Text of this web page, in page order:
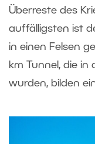
Überreste des
auffälligsten ist
in einen Felsen
km Tunnel, die in
wurden, bilden